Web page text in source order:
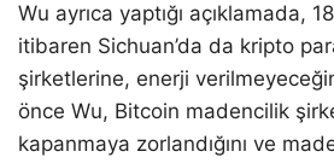
Wu ayrıca yaptığı açıklamada,
itibaren Sichuan’da da kripto
şirketlerine, enerji
önce Wu, Bitcoin madencilik
kapanmaya zorlandığını ve